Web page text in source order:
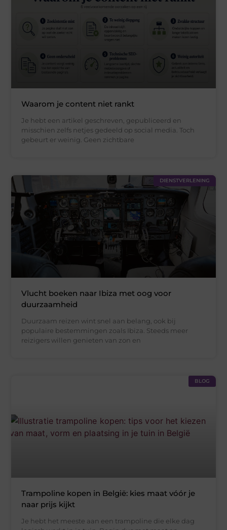
Waarom je content niet rankt
Je hebt een artikel geschreven, gepubliceerd en
misschien zelfs netjes gedeeld op social media. Toch
gebeurt er weinig. Geen zichtbare
DIENSTVERLENING
Vlucht boeken naar Ibiza met oog voor
duurzaamheid
Duurzaam reizen wint snel aan belang, ook bij
populaire bestemmingen zoals Ibiza. Steeds meer
reizigers willen genieten van zon en
BLOG
Trampoline kopen in België: kies maat vóór je
naar prijs kijkt
Je hebt het meeste aan een trampoline die elke dag